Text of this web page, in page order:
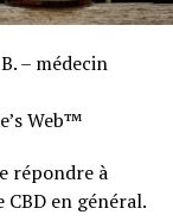
– médecin
Web™
répondre à
en général.